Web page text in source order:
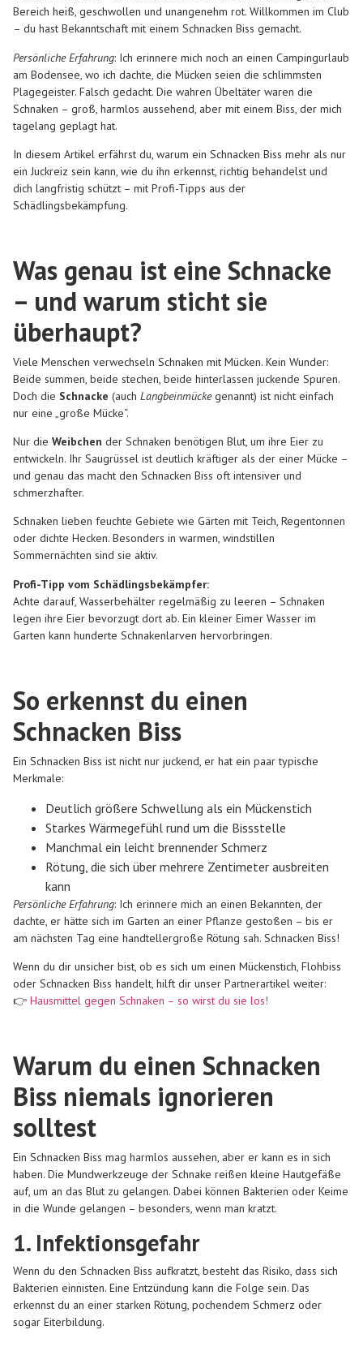
Bereich heiß, geschwollen und unangenehm rot. Willkommen im Club
– du hast Bekanntschaft mit einem Schnacken Biss gemacht.
Persönliche Erfahrung: Ich erinnere mich noch an einen Campingurlaub
am Bodensee, wo ich dachte, die Mücken seien die schlimmsten
Plagegeister. Falsch gedacht. Die wahren Übeltäter waren die
Schnaken – groß, harmlos aussehend, aber mit einem Biss, der mich
tagelang geplagt hat.
In diesem Artikel erfährst du, warum ein Schnacken Biss mehr als nur
ein Juckreiz sein kann, wie du ihn erkennst, richtig behandelst und
dich langfristig schützt – mit Profi-Tipps aus der
Schädlingsbekämpfung.
Was genau ist eine Schnacke
– und warum sticht sie
überhaupt?
Viele Menschen verwechseln Schnaken mit Mücken. Kein Wunder:
Beide summen, beide stechen, beide hinterlassen juckende Spuren.
Doch die Schnacke (auch Langbeinmückegenannt) ist nicht einfach
nur eine „große Mücke“.
Nur die Weibchen der Schnaken benötigen Blut, um ihre Eier zu
entwickeln. Ihr Saugrüssel ist deutlich kräftiger als der einer Mücke –
und genau das macht den Schnacken Biss oft intensiver und
schmerzhafter.
Schnaken lieben feuchte Gebiete wie Gärten mit Teich, Regentonnen
oder dichte Hecken. Besonders in warmen, windstillen
Sommernächten sind sie aktiv.
Profi-Tipp vom Schädlingsbekämpfer:
Achte darauf, Wasserbehälter regelmäßig zu leeren – Schnaken
legen ihre Eier bevorzugt dort ab. Ein kleiner Eimer Wasser im
Garten kann hunderte Schnakenlarven hervorbringen.
So erkennst du einen
Schnacken Biss
Ein Schnacken Biss ist nicht nur juckend, er hat ein paar typische
Merkmale:
Deutlich größere Schwellung als ein Mückenstich
Starkes Wärmegefühl rund um die Bissstelle
Manchmal ein leicht brennender Schmerz
Rötung, die sich über mehrere Zentimeter ausbreiten
kann
Persönliche Erfahrung: Ich erinnere mich an einen Bekannten, der
dachte, er hätte sich im Garten an einer Pflanze gestoßen – bis er
am nächsten Tag eine handtellergroße Rötung sah. Schnacken Biss!
Wenn du dir unsicher bist, ob es sich um einen Mückenstich, Flohbiss
oder Schnacken Biss handelt, hilft dir unser Partnerartikel weiter:
👉 Hausmittel gegen Schnaken – so wirst du sie los!
Warum du einen Schnacken
Biss niemals ignorieren
solltest
Ein Schnacken Biss mag harmlos aussehen, aber er kann es in sich
haben. Die Mundwerkzeuge der Schnake reißen kleine Hautgefäße
auf, um an das Blut zu gelangen. Dabei können Bakterien oder Keime
in die Wunde gelangen – besonders, wenn man kratzt.
1. Infektionsgefahr
Wenn du den Schnacken Biss aufkratzt, besteht das Risiko, dass sich
Bakterien einnisten. Eine Entzündung kann die Folge sein. Das
erkennst du an einer starken Rötung, pochendem Schmerz oder
sogar Eiterbildung.